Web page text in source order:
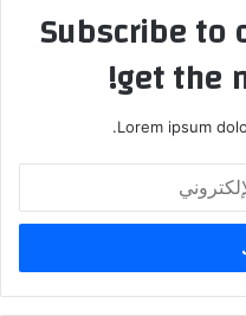
Subscribe to
get the
Lorem ipsum